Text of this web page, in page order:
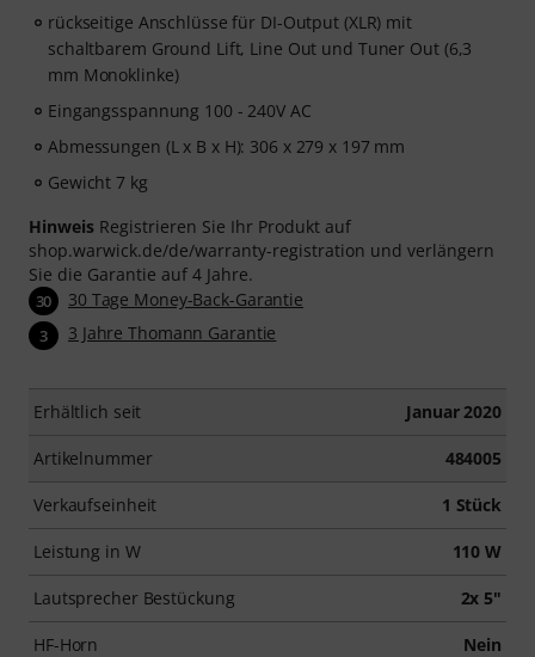
rückseitige Anschlüsse für DI-Output (XLR) mit
schaltbarem Ground Lift, Line Out und Tuner Out (6,3
mm Monoklinke)
Eingangsspannung 100 - 240V AC
Abmessungen (L x B x H): 306 x 279 x 197 mm
Gewicht 7 kg
Hinweis Registrieren Sie Ihr Produkt auf
shop.warwick.de/de/warranty-registration und verlängern
Sie die Garantie auf 4 Jahre.
30 30 Tage Money-Back-Garantie
3 3 Jahre Thomann Garantie
Erhältlich seit Januar 2020
Artikelnummer 484005
Verkaufseinheit 1 Stück
Leistung in W 110 W
Lautsprecher Bestückung 2x 5"
HF-Horn Nein